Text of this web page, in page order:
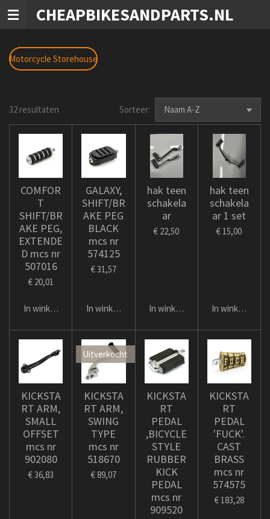
Ga
de
hoofdinhoud
CHEAPBIKESANDPARTS.NL
Motorcycle Storehouse
32 resultaten Sorteer:
COMFOR
T
SHIFT/BR
AKE PEG,
EXTENDE
D mcs nr
507016
€ 20,01
In winkelwagen
GALAXY,
SHIFT/BR
AKE PEG
BLACK
mcs nr
574125
€ 31,57
In winkelwagen
hak teen
schakela
ar
€ 22,50
In winkelwagen
hak teen
schakela
ar 1 set
€ 15,00
In winkelwagen
KICKSTA
RT ARM,
SMALL
OFFSET
mcs nr
902080
€ 36,83
Uitverkocht
KICKSTA
RT ARM,
SWING
TYPE
mcs nr
518670
€ 89,07
KICKSTA
RT
PEDAL
,BICYCLE
STYLE
RUBBER
KICK
PEDAL
mcs nr
909520
KICKSTA
RT
PEDAL
'FUCK'.
CAST
BRASS
mcs nr
574575
€ 183,28